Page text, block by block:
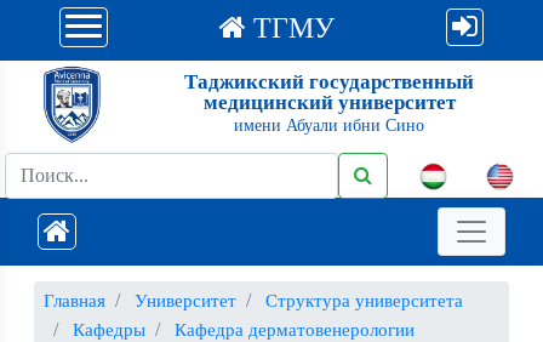
ТГМУ
Таджикский государственный
медицинский университет
имени Абуали ибни Сино
Главная Университет
Структура университета
Кафедры
Кафедра дерматовенерологии